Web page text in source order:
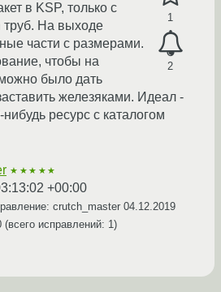
1
2
в KSP, только с
труб. На выходе
части с размерами.
чтобы на
было дать
железяками. Идеал -
ресурс с каталогом
★★★★★
+00:00
crutch_master 04.12.2019
(всего исправлений: 1)